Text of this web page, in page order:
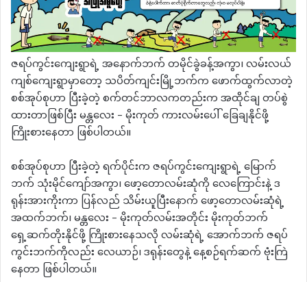
ဇရပ်ကွင်းကျေးရွာရဲ့ အနောက်ဘက် တမိုင်ခွဲခန့်အကွာ၊ လမ်းလယ်
ကျစ်ကျေးရွာမှာတော့ သပိတ်ကျင်းမြို့ဘက်က ဖောက်ထွက်လာတဲ့
စစ်အုပ်စုဟာ ပြီးခဲ့တဲ့ စက်တင်ဘာလကတည်းက အထိုင်ချ တပ်စွဲ
ထားတာဖြစ်ပြီး မန္တလေး – မိုးကုတ် ကားလမ်းပေါ် ခြေချနိုင်ဖို့
ကြိုးစားနေတာ ဖြစ်ပါတယ်။
စစ်အုပ်စုဟာ ပြီးခဲ့တဲ့ ရက်ပိုင်းက ဇရပ်ကွင်းကျေးရွာရဲ့ မြောက်
ဘက် သုံးမိုင်ကျော်အကွာ၊ ဖော့တောလမ်းဆုံကို လေကြောင်းနဲ့ ဒ
ရုန်းအားကိုးကာ ပြန်လည် သိမ်းယူပြီးနောက် ဖော့တောလမ်းဆုံရဲ့
အထက်ဘက်၊ မန္တလေး – မိုးကုတ်လမ်းအတိုင်း မိုးကုတ်ဘက်
ရှေ့ဆက်တိုးနိုင်ဖို့ ကြိုးစားနေသလို လမ်းဆုံရဲ့ အောက်ဘက် ဇရပ်
ကွင်းဘက်ကိုလည်း လေယာဉ်၊ ဒရုန်းတွေနဲ့ နေ့စဉ်ရက်ဆက် ဗုံးကြဲ
နေတာ ဖြစ်ပါတယ်။